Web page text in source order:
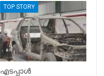
TOP STORY
എടപ്പാള്‍